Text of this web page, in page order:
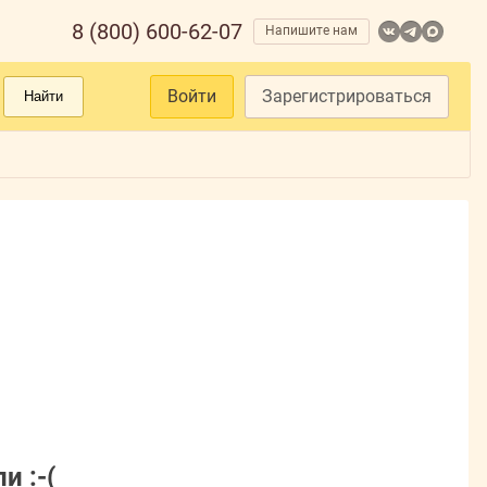
8 (800) 600-62-07 Напишите нам
Найти Войти Зарегистрироваться
:-(